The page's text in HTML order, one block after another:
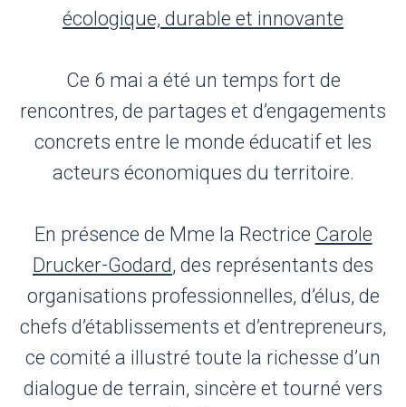
écologique, durable et innovante
Ce 6 mai a été un temps fort de
rencontres, de partages et d’engagements
concrets entre le monde éducatif et les
acteurs économiques du territoire.
En présence de Mme la Rectrice Carole
Drucker-Godard, des représentants des
organisations professionnelles, d’élus, de
chefs d’établissements et d’entrepreneurs,
ce comité a illustré toute la richesse d’un
dialogue de terrain, sincère et tourné vers